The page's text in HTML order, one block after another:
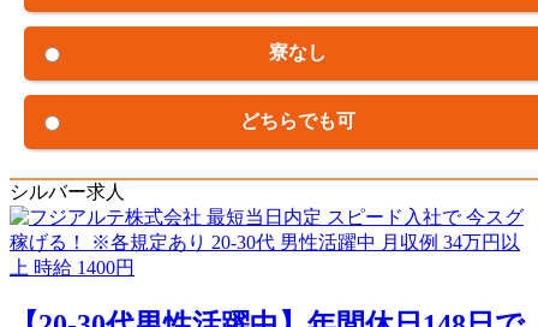
寮なし
どちらでも可
シルバー求人